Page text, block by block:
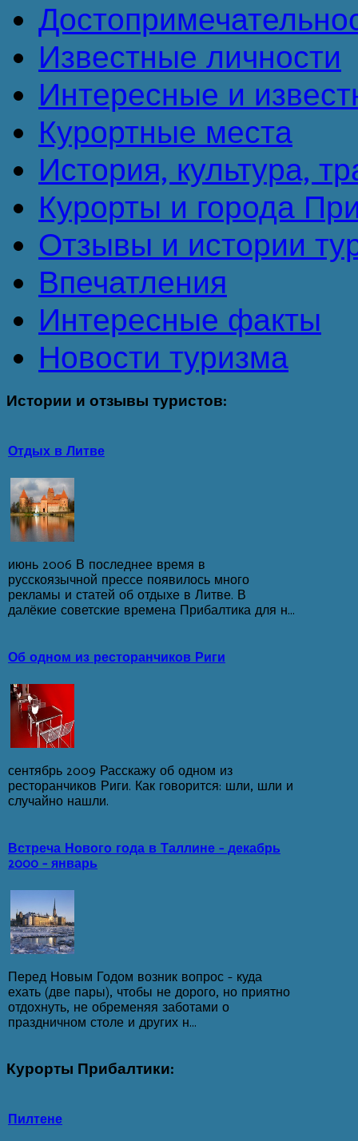
Известные личности
Интересные и
Курортные места
История, культура,
Курорты и города
Отзывы и истории
Впечатления
Интересные факты
Новости туризма
Истории и отзывы туристов:
Отдых в Литве
июнь 2006 В последнее время в
русскоязычной прессе появилось много
рекламы и статей об отдыхе в Литве. В
далёкие советские времена Прибалтика для н...
Об одном из ресторанчиков Риги
сентябрь 2009 Расскажу об одном из
ресторанчиков Риги. Как говорится: шли, шли и
случайно нашли.
Встреча Нового года в Таллине - декабрь
2000 - январь
Перед Новым Годом возник вопрос - куда
ехать (две пары), чтобы не дорого, но приятно
отдохнуть, не обременяя заботами о
праздничном столе и других н...
Курорты Прибалтики:
Пилтене